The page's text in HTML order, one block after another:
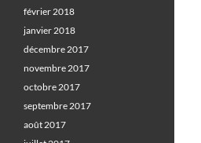
février 2018
janvier 2018
décembre 2017
novembre 2017
octobre 2017
septembre 2017
août 2017